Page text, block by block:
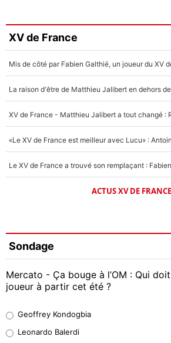
XV de France
ACTUS XV DE FRANCE
Sondage
Mercato - Ça bouge à l’OM : Qui
joueur à partir cet été ?
38%
Geoffrey Kondogbia
Leonardo Balerdi